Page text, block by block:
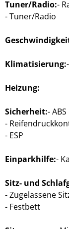
Tuner/Radio:
Tuner/Radio
Klimatisierung:
Heizung:
Sicherheit: ABS
ESP
Einparkhilfe:
Sitz- und
Zugelassene
Festbett